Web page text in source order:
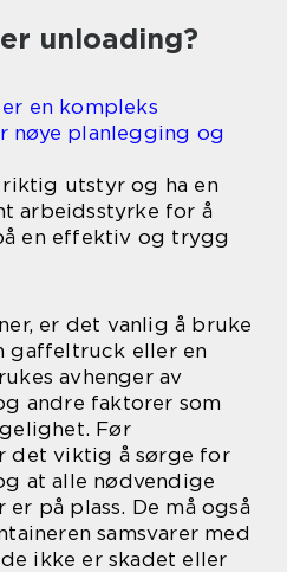
unloading?
en kompleks
nøye planlegging og
utstyr og ha en
arbeidsstyrke for å
en effektiv og trygg
er det vanlig å bruke
gaffeltruck eller en
avhenger av
andre faktorer som
Før
det viktig å sørge for
at alle nødvendige
på plass. De må også
samsvarer med
ikke er skadet eller